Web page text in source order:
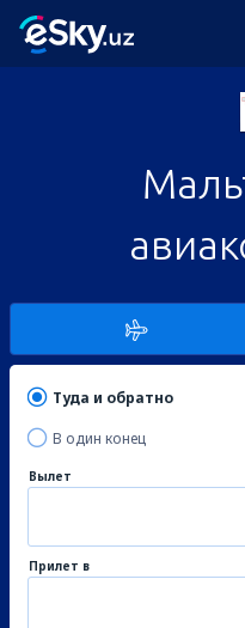
Туда и обратно
В один конец
Вылет
Прилет в